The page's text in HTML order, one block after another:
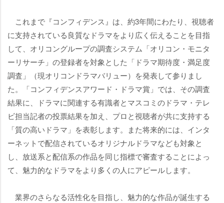
これまで『コンフィデンス』は、約3年間にわたり、視聴者
に支持されている良質なドラマをより広く伝えることを目指
して、オリコングループの調査システム「オリコン・モニタ
ーリサーチ」の登録者を対象とした「ドラマ期待度・満足度
調査」（現オリコンドラマバリュー）を発表して参りまし
た。「コンフィデンスアワード・ドラマ賞」では、その調査
結果に、ドラマに関連する有識者とマスコミのドラマ・テレ
ビ担当記者の投票結果を加え、プロと視聴者が共に支持する
「質の高いドラマ」を表彰します。また将来的には、インタ
ーネットで配信されているオリジナルドラマなども対象と
し、放送系と配信系の作品を同じ指標で審査することによっ
て、魅力的なドラマをより多くの人にアピールします。
業界のさらなる活性化を目指し、魅力的な作品が誕生する